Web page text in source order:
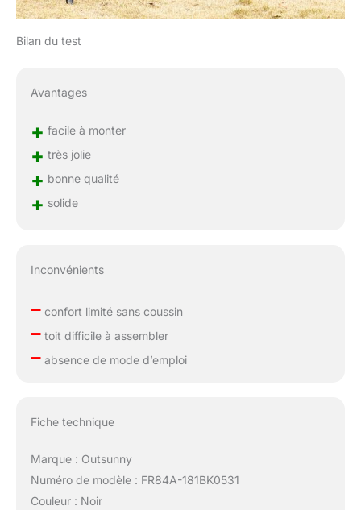
Bilan du test
Avantages
+ facile à monter
+ très jolie
+ bonne qualité
+ solide
Inconvénients
–confort limité sans coussin
–toit difficile à assembler
–absence de mode d’emploi
Fiche technique
Marque : Outsunny
Numéro de modèle : FR84A-181BK0531
Couleur : Noir